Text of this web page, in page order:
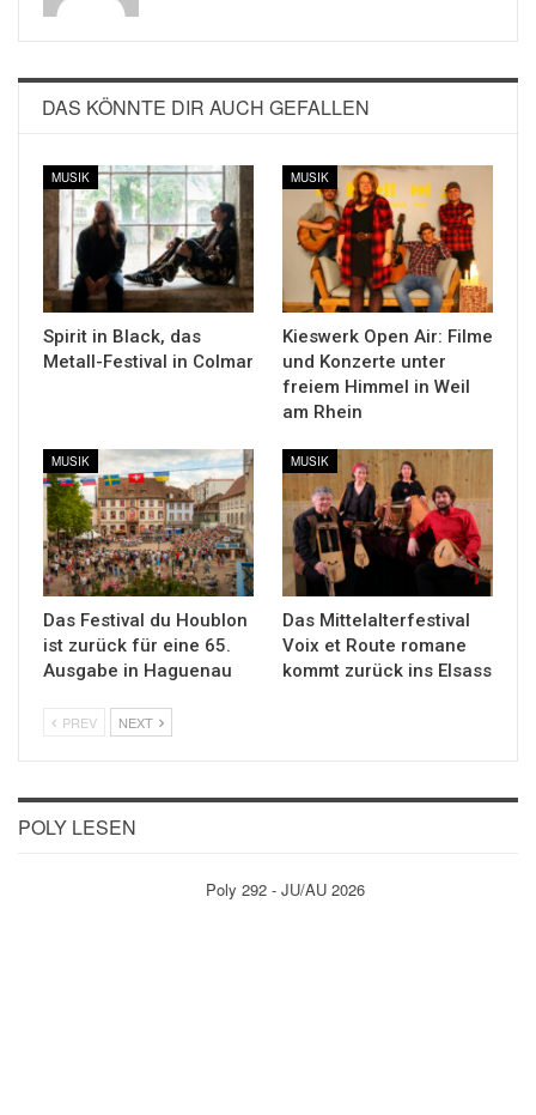
DAS KÖNNTE DIR AUCH GEFALLEN
MUSIK
Spirit in Black, das
Metall-Festival in Colmar
MUSIK
Kieswerk Open Air: Filme
und Konzerte unter
freiem Himmel in Weil
am Rhein
MUSIK
Das Festival du Houblon
ist zurück für eine 65.
Ausgabe in Haguenau
MUSIK
Das Mittelalterfestival
Voix et Route romane
kommt zurück ins Elsass
PREV NEXT
POLY LESEN
Poly 292 - JU/AU 2026